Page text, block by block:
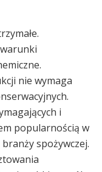
nie wymaga
i
popularnością w
spożywczej.